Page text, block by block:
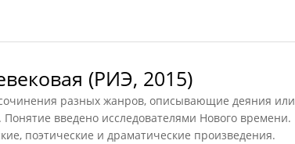
(РИЭ, 2015)
разных жанров, описывающие деяния или
введено исследователями Нового времени.
поэтические и драматические произведения.